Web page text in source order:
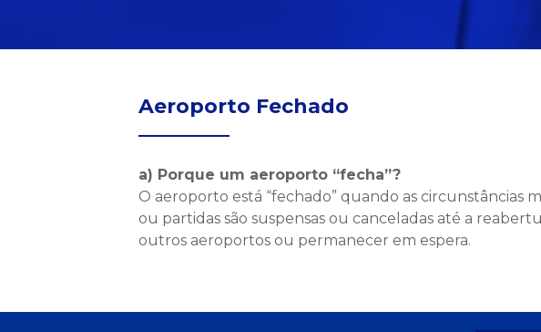
Aeroporto Fechado
a) Porque um aeroporto “fecha”?
O aeroporto está “fechado” quando as circunstâncias
ou partidas são suspensas ou canceladas até a
outros aeroportos ou permanecer em espera.